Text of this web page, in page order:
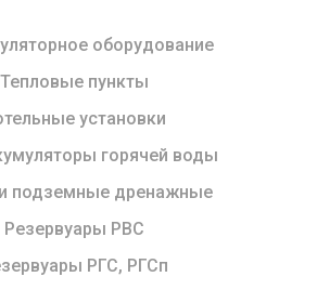
оборудование
Тепловые пункты
установки
горячей воды
подземные дренажные
Резервуары РВС
РГС, РГСп